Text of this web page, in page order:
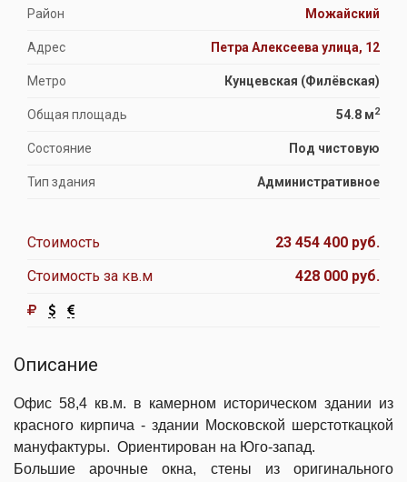
Район Можайский
Адрес Петра Алексеева улица, 12
Метро Кунцевская (Филёвская)
Общая площадь 54.8 м2
Состояние Под чистовую
Тип здания Административное
Стоимость
23 454 400 руб.
Стоимость за кв.м
428 000 руб.
Описание
Офис 58,4 кв.м. в камерном историческом здании из
красного кирпича - здании Московской шерстоткацкой
мануфактуры. Ориентирован на Юго-запад.
Большие арочные окна, стены из оригинального